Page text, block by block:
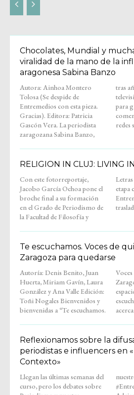
Chocolates, Mundial y
viralidad de la mano de la
aragonesa Sabina Banzo
Autora: Ainhoa Montero
Tolosa (Se despide de
Entremedios con esta pieza.
Gracias). Editora: Patricia
Gascón Vera. La periodista
zaragozana Sabina Banzo,
tras años como reportera de
televisión y locutora de spots
para grandes marcas,
comenzó su andadura en
redes
RELIGION IN CLUJ: LIVING
Con este fotorreportaje,
Jacobo García Ochoa pone el
broche final a su formación
en el Grado de Periodismo de
la Facultad de Filosofía y
Letras y cierra también su
etapa como colaborador de
Entremedios. Su trabajo nos
Te escuchamos. Voces de
Zaragoza para quedarse
Autoría: Denis Benito, Juan
Huerta, Miriam Gavín, Laura
González y Ana Valle Edición:
Toñi Nogales Bienvenidos y
bienvenidas a “Te escuchamos.
Voces de quienes llegaron a
Zaragoza para quedarse”. Un
espacio tranquilo, hecho para
escuchar sin prisas y
Reflexionamos sobre la
periodistas e influencers en
Contexto»
Llegan las últimas semanas del
curso, pero los debates sobre
nuestro propio podcast de
#Entremedios. Laura Jiménez,